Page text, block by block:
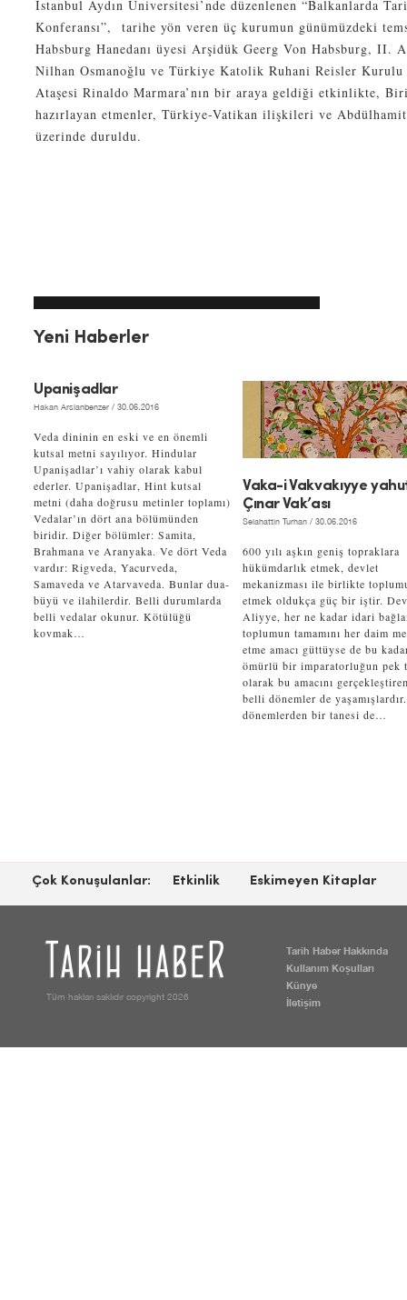
İstanbul Aydın Üniversitesi’nde düzenlenen “Balkanlarda
Konferansı”, tarihe yön veren üç kurumun günümüzdeki
Habsburg Hanedanı üyesi Arşidük Geerg Von Habsburg, II.
Nilhan Osmanoğlu ve Türkiye Katolik Ruhani Reisler Kurulu
Ataşesi Rinaldo Marmara’nın bir araya geldiği etkinlikte,
hazırlayan etmenler, Türkiye-Vatikan ilişkileri ve
üzerinde duruldu.
Yeni Haberler
Upanişadlar
Hakan Arslanbenzer / 30.06.2016
Veda dininin en eski ve en önemli
kutsal metni sayılıyor. Hindular
Upanişadlar’ı vahiy olarak kabul
ederler. Upanişadlar, Hint kutsal
metni (daha doğrusu metinler toplamı)
Vedalar’ın dört ana bölümünden
biridir. Diğer bölümler: Samita,
Brahmana ve Aranyaka. Ve dört Veda
vardır: Rigveda, Yacurveda,
Samaveda ve Atarvaveda. Bunlar dua-
büyü ve ilahilerdir. Belli durumlarda
belli vedalar okunur. Kötülüğü
kovmak…
Vaka-i Vakvakıyye
Çınar Vak’ası
Selahattin Turhan / 30.06.2016
600 yılı aşkın geniş topraklara
hükümdarlık etmek, devlet
mekanizması ile birlikte
etmek oldukça güç bir iştir.
Aliyye, her ne kadar idari
toplumun tamamını her daim
etme amacı güttüyse de bu
ömürlü bir imparatorluğun pek
olarak bu amacını
belli dönemler de
dönemlerden bir tanesi de…
Çok Konuşulanlar: Etkinlik Eskimeyen Kitaplar
Tarih Haber Hakkında
Kullanım Koşulları
Künye
İletişim
Tüm hakları saklıdır copyright 2026